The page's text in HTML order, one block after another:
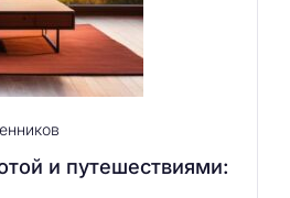
и путешествиями: